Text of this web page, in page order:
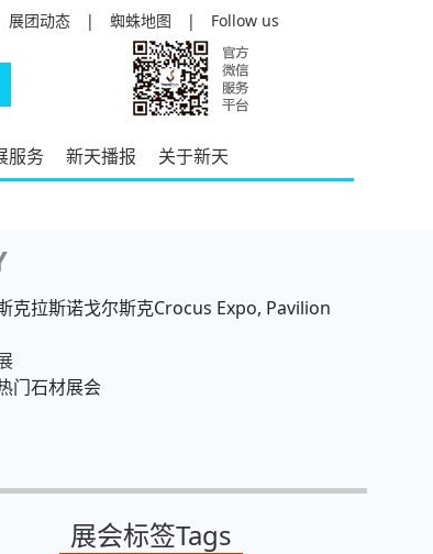
展团动态 | 蜘蛛地图 | Follow us
服务 新天播报 关于新天
克拉斯诺戈尔斯克Crocus Expo, Pavilion
门石材展会
展会标签Tags